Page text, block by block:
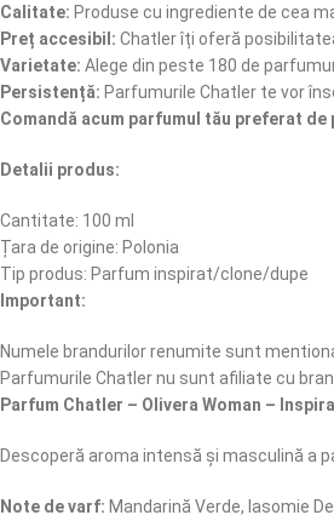
Calitate: Produse cu ingrediente de cea
Preț accesibil: Chatler îți oferă
Varietate: Alege din peste 180 de
Persistență: Parfumurile Chatler te vor
Comandă acum parfumul tău preferat
Detalii produs:
Cantitate: 100 ml
Țara de origine: Polonia
Tip produs: Parfum inspirat/clone/dupe
Important:
Numele brandurilor renumite sunt
Parfumurile Chatler nu sunt afiliate cu
Parfum Chatler – Olivera Woman –
Descoperă aroma intensă și masculină a
Note de varf: Mandarină Verde, Iasomie